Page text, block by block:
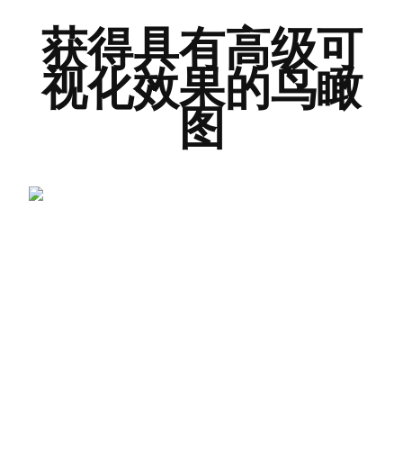
获得具有高级可
视化效果的鸟瞰
图